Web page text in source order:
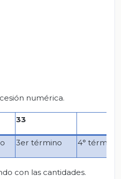
numérica.
33
3er término 4° término
con las cantidades.